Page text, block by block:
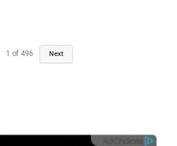
1 of 496 Next